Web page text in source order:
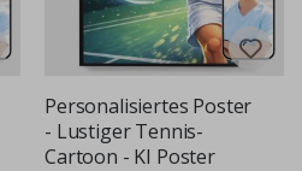
Personalisiertes Poster
- Lustiger Tennis-
Cartoon - KI Poster